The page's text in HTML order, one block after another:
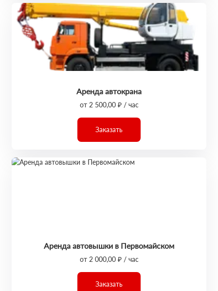
Аренда автокрана
от 2 500,00 ₽ / час
Заказать
Аренда автовышки в Первомайском
от 2 000,00 ₽ / час
Заказать